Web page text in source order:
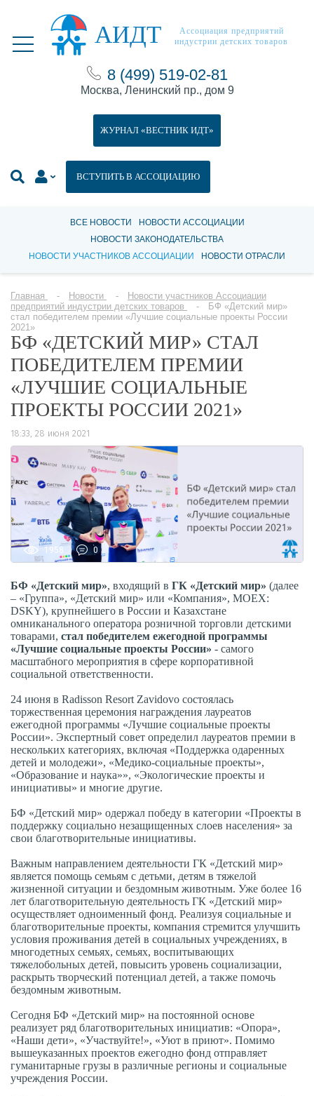
АИДТ
Ассоциация предприятий
индустрии детских товаров
8 (499) 519-02-81
Москва, Ленинский пр., дом 9
ВСТУПИТЬ В АССОЦИАЦИЮ
ЖУРНАЛ «ВЕСТНИК ИДТ»
ВСЕ НОВОСТИ
НОВОСТИ АССОЦИАЦИИ
НОВОСТИ ЗАКОНОДАТЕЛЬСТВА
НОВОСТИ УЧАСТНИКОВ АССОЦИАЦИИ
НОВОСТИ ОТРАСЛИ
Главная Новости
Новости участников Ассоциации
предприятий индустрии детских товаров
БФ «Детский мир»
стал победителем премии «Лучшие социальные проекты России
2021»
БФ «ДЕТСКИЙ МИР» СТАЛ
ПОБЕДИТЕЛЕМ ПРЕМИИ
«ЛУЧШИЕ СОЦИАЛЬНЫЕ
ПРОЕКТЫ РОССИИ 2021»
18:33, 28 июня 2021
1958 0
БФ «Детский мир», входящий в ГК «Детский мир» (далее
– «Группа», «Детский мир» или «Компания», MOEX:
DSKY), крупнейшего в России и Казахстане
омниканального оператора розничной торговли детскими
товарами, стал победителем ежегодной программы
«Лучшие социальные проекты России» - самого
масштабного мероприятия в сфере корпоративной
социальной ответственности.
24 июня в Radisson Resort Zavidovo состоялась
торжественная церемония награждения лауреатов
ежегодной программы «Лучшие социальные проекты
России». Экспертный совет определил лауреатов премии в
нескольких категориях, включая «Поддержка одаренных
детей и молодежи», «Медико-социальные проекты»,
«Образование и наука»», «Экологические проекты и
инициативы» и многие другие.
БФ «Детский мир» одержал победу в категории «Проекты в
поддержку социально незащищенных слоев населения» за
свои благотворительные инициативы.
Важным направлением деятельности ГК «Детский мир»
является помощь семьям с детьми, детям в тяжелой
жизненной ситуации и бездомным животным. Уже более 16
лет благотворительную деятельность ГК «Детский мир»
осуществляет одноименный фонд. Реализуя социальные и
благотворительные проекты, компания стремится улучшить
условия проживания детей в социальных учреждениях, в
многодетных семьях, семьях, воспитывающих
тяжелобольных детей, повысить уровень социализации,
раскрыть творческий потенциал детей, а также помочь
бездомным животным.
Сегодня БФ «Детский мир» на постоянной основе
реализует ряд благотворительных инициатив: «Опора»,
«Наши дети», «Участвуйте!», «Уют в приют». Помимо
вышеуказанных проектов ежегодно фонд отправляет
гуманитарные грузы в различные регионы и социальные
учреждения России.